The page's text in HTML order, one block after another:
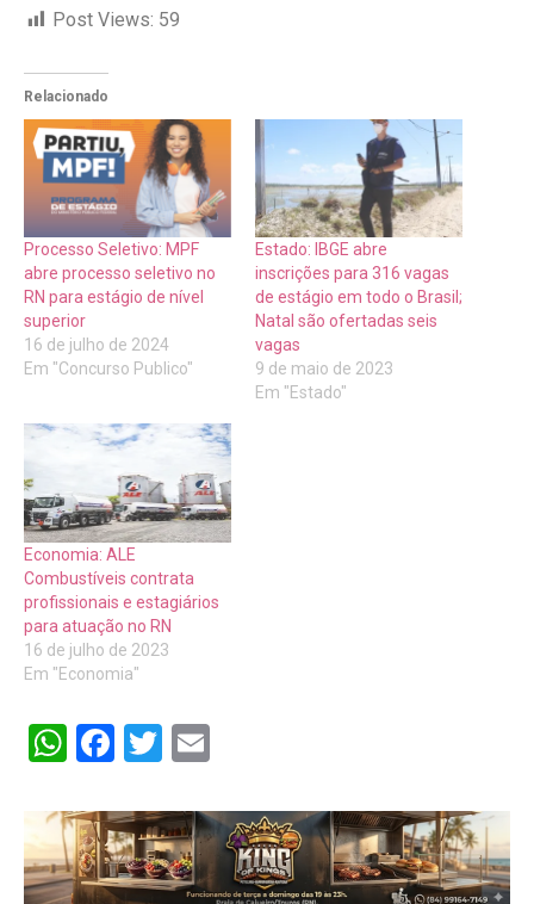
Post Views: 59
Relacionado
Processo Seletivo: MPF
abre processo seletivo no
RN para estágio de nível
superior
16 de julho de 2024
Em "Concurso Publico"
Estado: IBGE abre
inscrições para 316 vagas
de estágio em todo o Brasil;
Natal são ofertadas seis
vagas
9 de maio de 2023
Em "Estado"
Economia: ALE
Combustíveis contrata
profissionais e estagiários
para atuação no RN
16 de julho de 2023
Em "Economia"
WhatsApp
Facebook
Twitter